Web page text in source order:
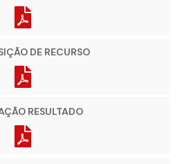
DE RECURSO
RESULTADO